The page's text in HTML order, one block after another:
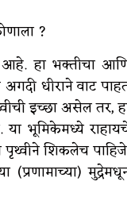
?
आहे. हा भक्तीचा
धीराने वाट
इच्छा असेल तर,
भूमिकेमध्ये
पृथ्वीने शिकलेच